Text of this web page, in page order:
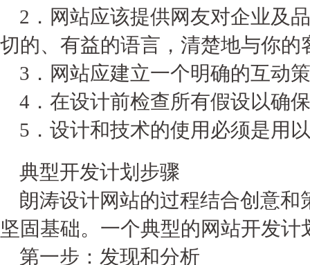
2．网站应该提供网友对企业及
切的、有益的语言，清楚地与你
3．网站应建立一个明确的互动
4．在设计前检查所有假设以确
5．设计和技术的使用必须是用
典型开发计划步骤
朗涛设计网站的过程结合创意和
坚固基础。一个典型的网站开发计
第一步：发现和分析